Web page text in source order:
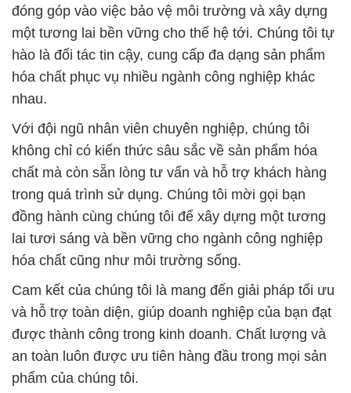
đóng góp vào việc bảo vệ môi trường và xây dựng
một tương lai bền vững cho thế hệ tới. Chúng tôi tự
hào là đối tác tin cậy, cung cấp đa dạng sản phẩm
hóa chất phục vụ nhiều ngành công nghiệp khác
nhau.
Với đội ngũ nhân viên chuyên nghiệp, chúng tôi
không chỉ có kiến thức sâu sắc về sản phẩm hóa
chất mà còn sẵn lòng tư vấn và hỗ trợ khách hàng
trong quá trình sử dụng. Chúng tôi mời gọi bạn
đồng hành cùng chúng tôi để xây dựng một tương
lai tươi sáng và bền vững cho ngành công nghiệp
hóa chất cũng như môi trường sống.
Cam kết của chúng tôi là mang đến giải pháp tối ưu
và hỗ trợ toàn diện, giúp doanh nghiệp của bạn đạt
được thành công trong kinh doanh. Chất lượng và
an toàn luôn được ưu tiên hàng đầu trong mọi sản
phẩm của chúng tôi.